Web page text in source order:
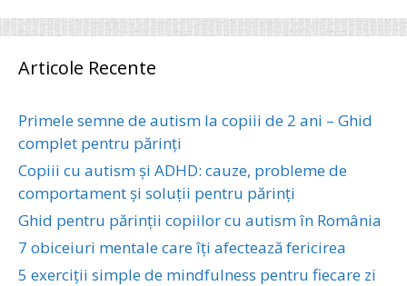
Articole Recente
Primele semne de autism la copiii de 2 ani – Ghid
complet pentru părinți
Copiii cu autism și ADHD: cauze, probleme de
comportament și soluții pentru părinți
Ghid pentru părinții copiilor cu autism în România
7 obiceiuri mentale care îți afectează fericirea
5 exerciții simple de mindfulness pentru fiecare zi